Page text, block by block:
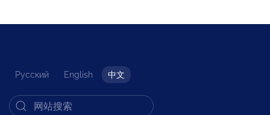
Русский English 中文